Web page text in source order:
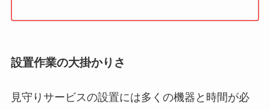
設置作業の大掛かりさ
見守りサービスの設置には多くの機器と時間が必